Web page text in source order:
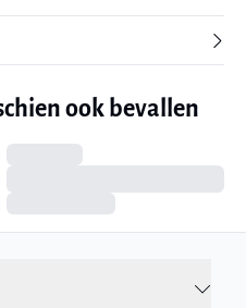
ook bevallen